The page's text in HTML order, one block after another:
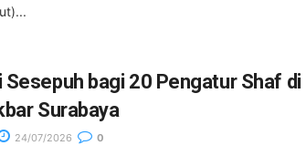
Sesepuh bagi 20 Pengatur Shaf di
Surabaya
24/07/2026 0